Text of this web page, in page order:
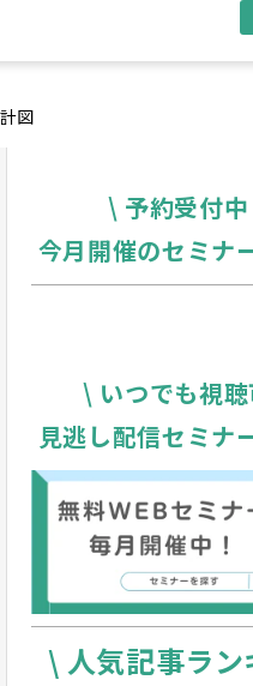
図
\ 予約受付
今月開催のセミナ
\ いつでも視
見逃し配信セミナ
\ 人気記事ラ